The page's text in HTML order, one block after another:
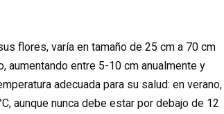
flores, varía en tamaño de 25 cm a 70 cm
aumentando entre 5-10 cm anualmente y
adecuada para su salud: en verano,
aunque nunca debe estar por debajo de 12